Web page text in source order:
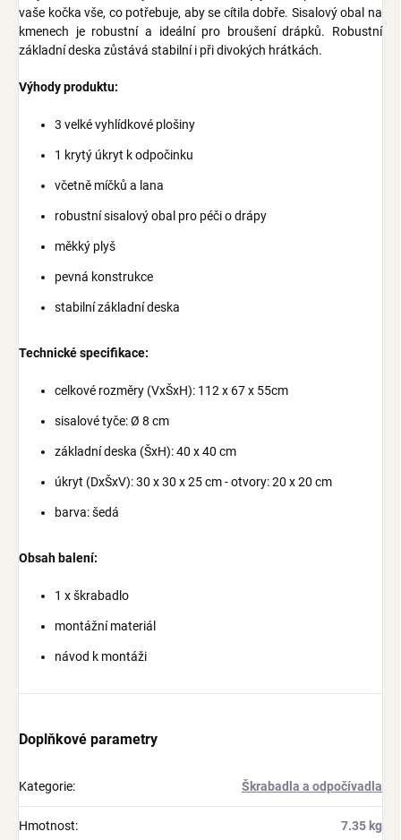
vaše kočka vše, co potřebuje, aby se cítila dobře. Sisalový obal na
kmenech je robustní a ideální pro broušení drápků. Robustní
základní deska zůstává stabilní i při divokých hrátkách.
Výhody produktu:
3 velké vyhlídkové plošiny
1 krytý úkryt k odpočinku
včetně míčků a lana
robustní sisalový obal pro péči o drápy
měkký plyš
pevná konstrukce
stabilní základní deska
Technické specifikace:
celkové rozměry (VxŠxH): 112 x 67 x 55cm
sisalové tyče: Ø 8 cm
základní deska (ŠxH): 40 x 40 cm
úkryt (DxŠxV): 30 x 30 x 25 cm - otvory: 20 x 20 cm
barva: šedá
Obsah balení:
1 x škrabadlo
montážní materiál
návod k montáži
Doplňkové parametry
Kategorie: Škrabadla a odpočívadla
Hmotnost: 7.35 kg